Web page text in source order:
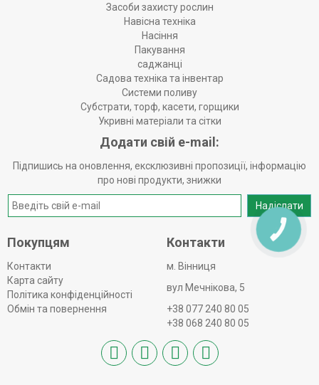
Засоби захисту рослин
Навісна техніка
Насіння
Пакування
саджанці
Садова техніка та інвентар
Системи поливу
Субстрати, торф, касети, горщики
Укривні матеріали та сітки
Додати свій e-mail:
Підпишись на оновлення, ексклюзивні пропозиції, інформацію
про нові продукти, знижки
Надіслати
Покупцям
Контакти
Карта сайту
Політика конфіденційності
Обмін та повернення
Контакти
м. Вінниця
вул Мечнікова, 5
+38 077 240 80 05
+38 068 240 80 05
КНОПКА
ЗВ'ЯЗКУ